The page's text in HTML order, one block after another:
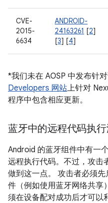
CVE-
2015-
6634
ANDROID-
24163261 [2]
[3] [4]
*我们未在 AOSP 中发布针
Developers 网站上针对
程序中包含相应更新。
蓝牙中的远程代码执
Android 的蓝牙组件中有一
远程执行代码。不过，攻击
做到这一点。 攻击者必须
件（例如使用蓝牙网络共享
须在设备配对成功后才可以